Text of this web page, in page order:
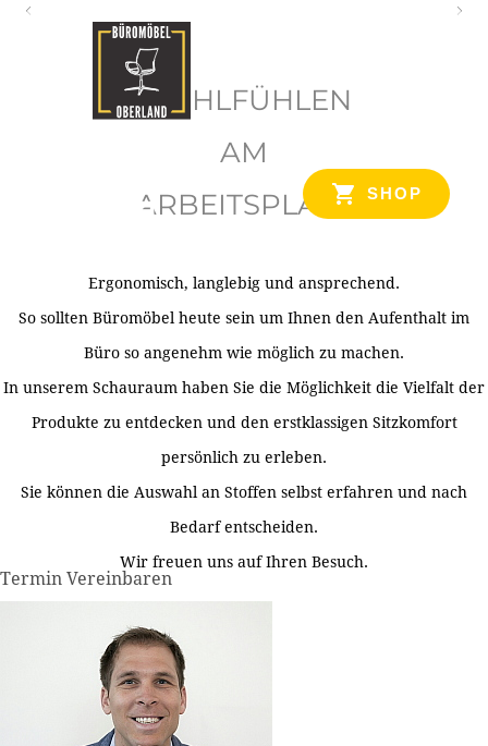
SHOP
WOHLFÜHLEN
AM
ARBEITSPLATZ
Ergonomisch, langlebig und ansprechend.
So sollten Büromöbel heute sein um Ihnen den Aufenthalt im
Büro so angenehm wie möglich zu machen.
In unserem Schauraum haben Sie die Möglichkeit die Vielfalt der
Produkte zu entdecken und den erstklassigen Sitzkomfort
persönlich zu erleben.
Sie können die Auswahl an Stoffen selbst erfahren und nach
Bedarf entscheiden.
Wir freuen uns auf Ihren Besuch.
Termin Vereinbaren